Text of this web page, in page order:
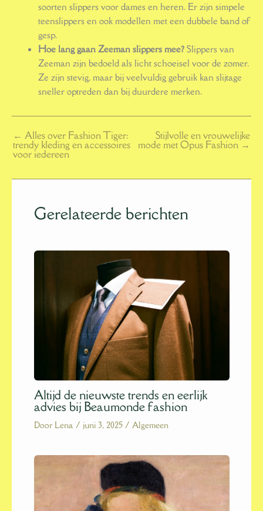
soorten slippers voor dames en heren. Er zijn simpele
teenslippers en ook modellen met een dubbele band of
gesp.
Hoe lang gaan Zeeman slippers mee? Slippers van
Zeeman zijn bedoeld als licht schoeisel voor de zomer.
Ze zijn stevig, maar bij veelvuldig gebruik kan slijtage
sneller optreden dan bij duurdere merken.
← Alles over Fashion Tiger:
trendy kleding en accessoires
voor iedereen
Stijlvolle en vrouwelijke
mode met Opus Fashion→
Gerelateerde berichten
Altijd de nieuwste trends en eerlijk
advies bij Beaumonde fashion
Door Lena / juni 3, 2025 / Algemeen